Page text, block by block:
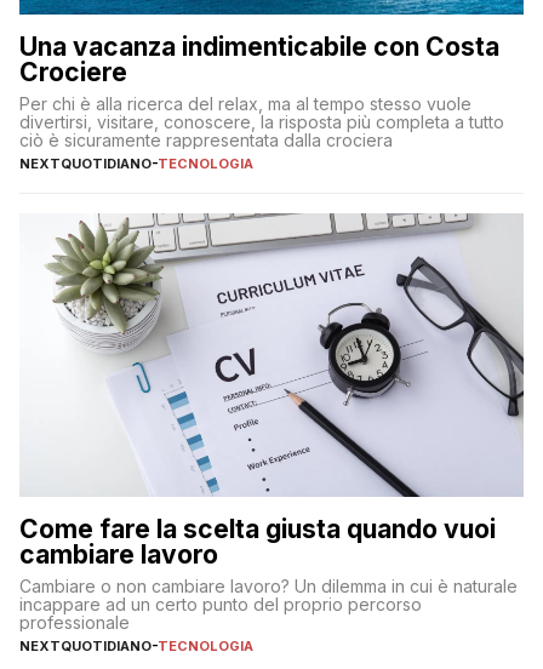
Una vacanza indimenticabile con Costa
Crociere
Per chi è alla ricerca del relax, ma al tempo stesso vuole
divertirsi, visitare, conoscere, la risposta più completa a tutto
ciò è sicuramente rappresentata dalla crociera
NEXTQUOTIDIANO-TECNOLOGIA
Come fare la scelta giusta quando vuoi
cambiare lavoro
Cambiare o non cambiare lavoro? Un dilemma in cui è naturale
incappare ad un certo punto del proprio percorso
professionale
NEXTQUOTIDIANO-TECNOLOGIA